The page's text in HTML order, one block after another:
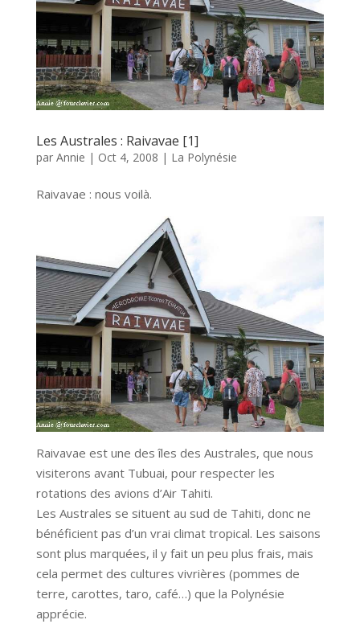
Les Australes : Raivavae [1]
par Annie | Oct 4, 2008 | La Polynésie
Raivavae : nous voilà.
Raivavae est une des îles des Australes, que nous
visiterons avant Tubuai, pour respecter les
rotations des avions d’Air Tahiti.
Les Australes se situent au sud de Tahiti, donc ne
bénéficient pas d’un vrai climat tropical. Les saisons
sont plus marquées, il y fait un peu plus frais, mais
cela permet des cultures vivrières (pommes de
terre, carottes, taro, café…) que la Polynésie
apprécie.